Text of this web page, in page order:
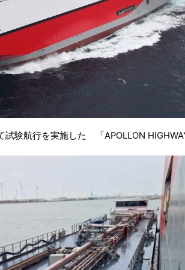
試験航行を実施した 「APOLLON